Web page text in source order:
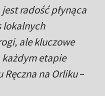
radość płynąca
lokalnych
ale kluczowe
każdym etapie
na Orliku–